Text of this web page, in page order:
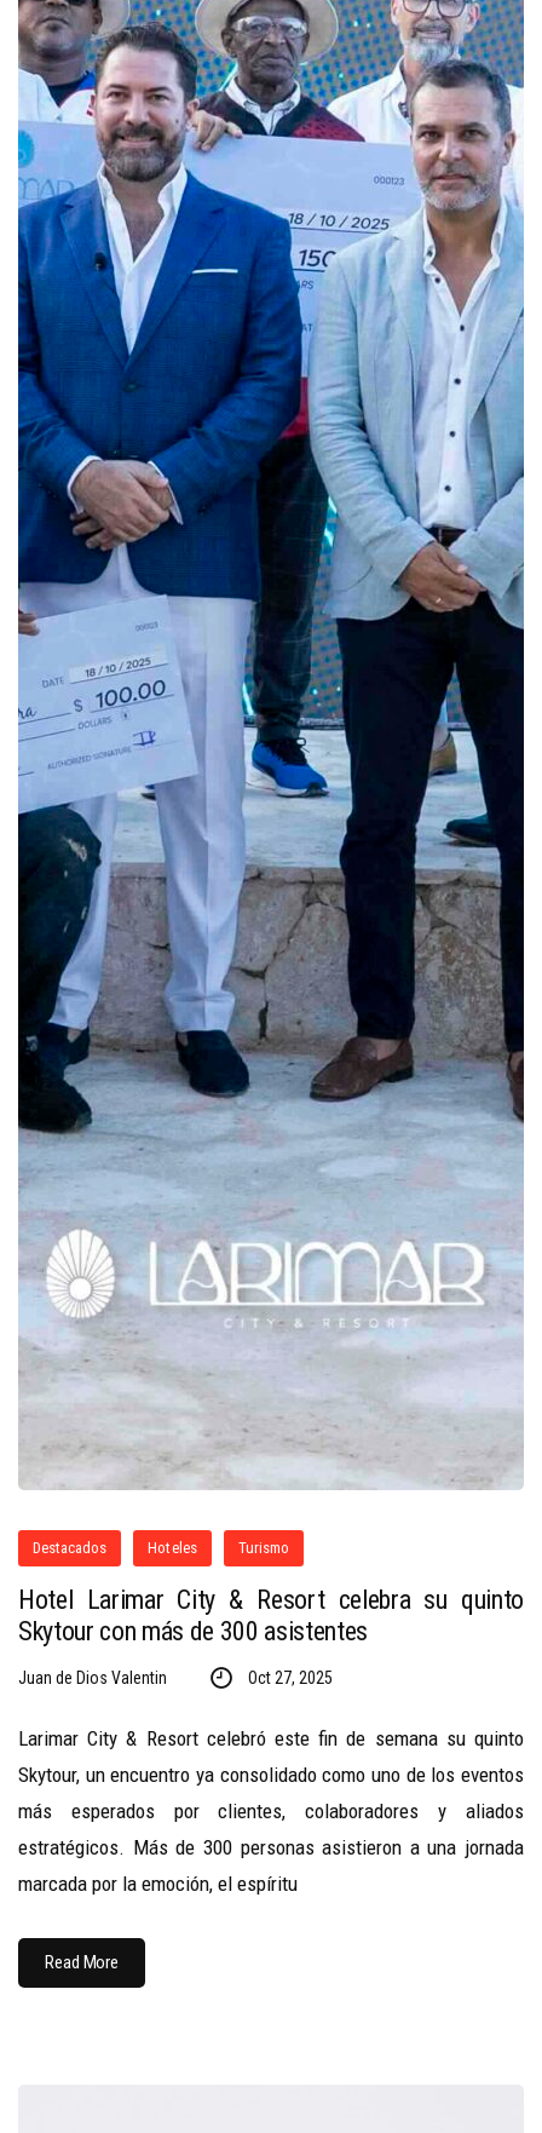
Destacados Hoteles Turismo
Hotel Larimar City & Resort celebra su quinto
Skytour con más de 300 asistentes
Juan de Dios Valentin Oct 27, 2025
Larimar City & Resort celebró este fin de semana su quinto
Skytour, un encuentro ya consolidado como uno de los eventos
más esperados por clientes, colaboradores y aliados
estratégicos. Más de 300 personas asistieron a una jornada
marcada por la emoción, el espíritu
Read More